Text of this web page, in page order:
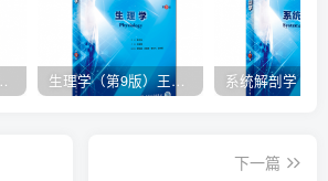
生理学（第9版）王庭槐主编_人卫版教材.PDF电子书下载
下一篇